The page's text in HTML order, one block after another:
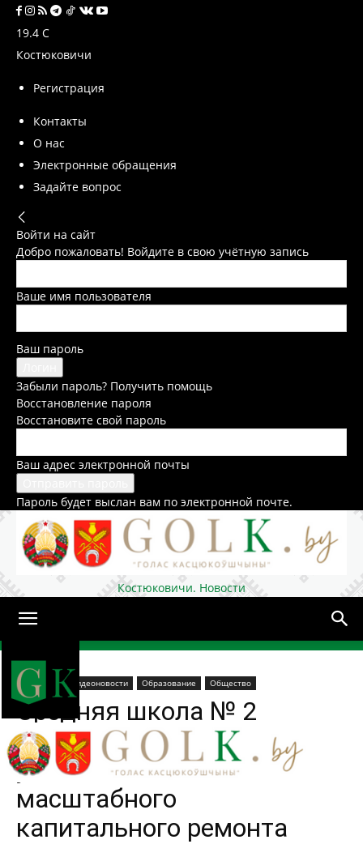
19.4 C
Костюковичи
Регистрация
Контакты
О нас
Электронные обращения
Задайте вопрос
Войти на сайт
Добро пожаловать! Войдите в свою учётную запись
Ваше имя пользователя
Ваш пароль
Забыли пароль? Получить помощь
Восстановление пароля
Восстановите свой пароль
Ваш адрес электронной почты
Пароль будет выслан вам по электронной почте.
Костюковичи. Новости
Домой
В районе Видеоновости Образование Общество
Средняя школа № 2
открыла свои двери для
учеников после
масштабного
капитального ремонта